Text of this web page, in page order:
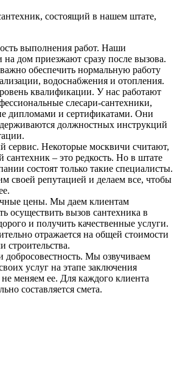
состоящий в нашем штате,
выполнения работ. Наши
на дом приезжают сразу после вызова.
обеспечить нормальную работу
водоснабжения и отопления.
квалификации. У нас работают
слесари-сантехники,
дипломами и сертификатами. Они
должностных инструкций
сервис. Некоторые москвичи считают,
сантехник – это редкость. Но в штате
состоят только такие специалисты.
своей репутацией и делаем все, чтобы
цены. Мы даем клиентам
осуществить вызов сантехника в
и получить качественные услуги.
отражается на общей стоимости
строительства.
добросовестность. Мы озвучиваем
услуг на этапе заключения
не меняем ее. Для каждого клиента
составляется смета.